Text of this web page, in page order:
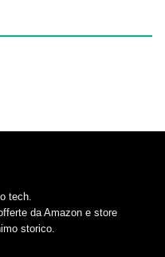
tech.
da Amazon e store
storico.